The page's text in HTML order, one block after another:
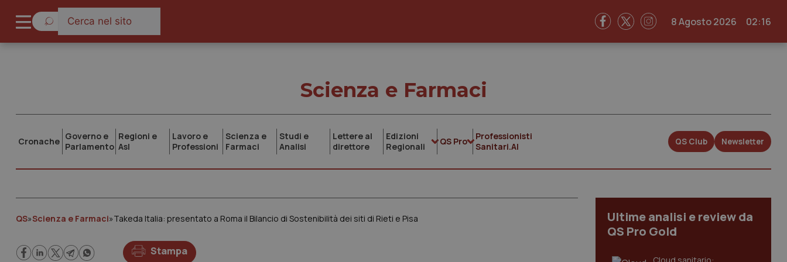
8 Agosto 2026 02:16
Scienza e Farmaci
Cronache Governo e
Parlamento
Regioni e
Asl
Lavoro e
Professioni
Scienza e
Farmaci
Studi e
Analisi
Lettere al
direttore
Edizioni
Regionali
QS Pro
Professionisti
Sanitari.AI
QS Club Newsletter
QS»Scienza e Farmaci»Takeda Italia: presentato a Roma il Bilancio di Sostenibilità dei siti di Rieti e Pisa
Stampa
Ultime analisi e review da
QS Pro Gold